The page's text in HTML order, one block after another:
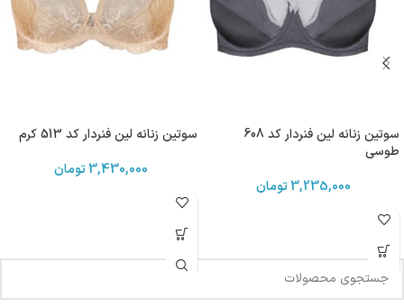
سوتین زنانه لین فنردار کد 608
طوسی
3,235,000 تومان
سوتین زنانه لین فنردار کد 513 کرم
3,430,000تومان